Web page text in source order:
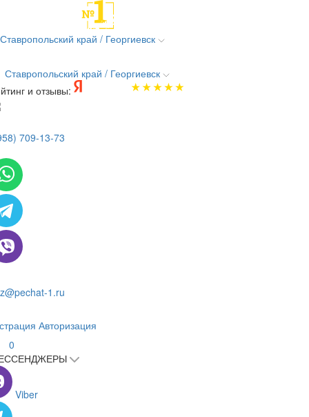
Ставропольский край / Георгиевск
Ставропольский край / Георгиевск
и отзывы:
709-13-73
1.ru
Авторизация
0
Viber